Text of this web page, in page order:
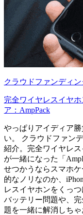
クラウドファンディン
完全ワイヤレスイヤ
ア：AmpPack
やっぱりアイディア
い。 クラウドファン
紹介。完全ワイヤレ
が一緒になった「
せつかうならスマホ
的なノリなのか、
レスイヤホンをくっ
バッテリー問題や、
題を一緒に解消しち